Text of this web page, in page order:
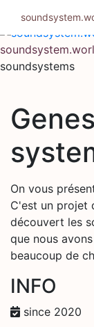
content
soundsystems
On vous
C'est un projet
découvert les
que nous
beaucoup de
INFO
since 2020